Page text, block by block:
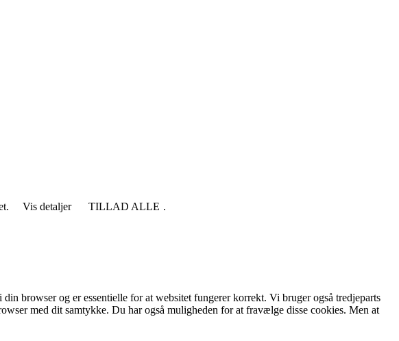
Vis detaljer TILLAD ALLE .
browser og er essentielle for at websitet fungerer korrekt. Vi bruger også tredjeparts
med dit samtykke. Du har også muligheden for at fravælge disse cookies. Men at